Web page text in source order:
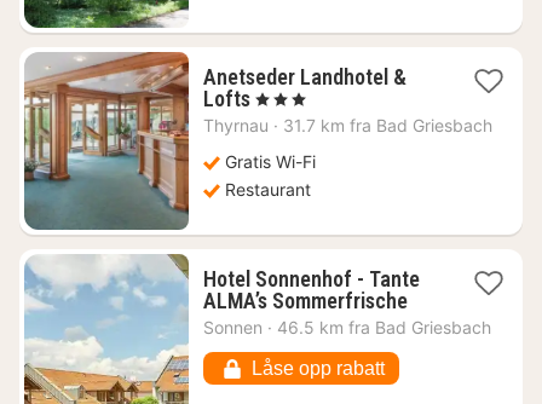
Anetseder Landhotel &
Lofts1
natt
1258
kr.
, 3 Stjerner
Thyrnau · 31.7 km fra Bad Griesbach
Gratis Wi-Fi
Restaurant
Hotel Sonnenhof - Tante
ALMA’s Sommerfrische1
natt
Sonnen · 46.5 km fra Bad Griesbach
Låse opp rabatt